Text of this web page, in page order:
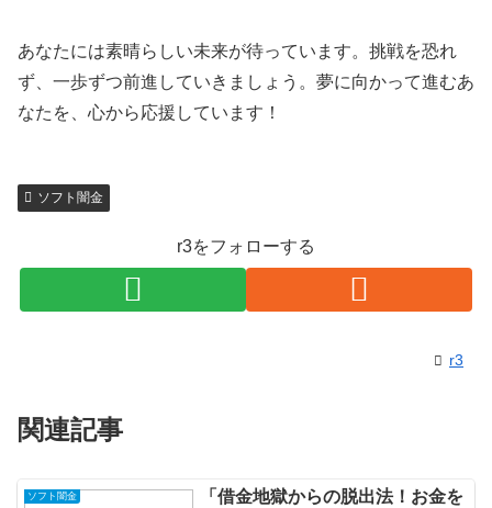
あなたには素晴らしい未来が待っています。挑戦を恐れ
ず、一歩ずつ前進していきましょう。夢に向かって進むあ
なたを、心から応援しています！
ソフト闇金
r3をフォローする
r3
関連記事
ソフト闇金
「借金地獄からの脱出法！お金を